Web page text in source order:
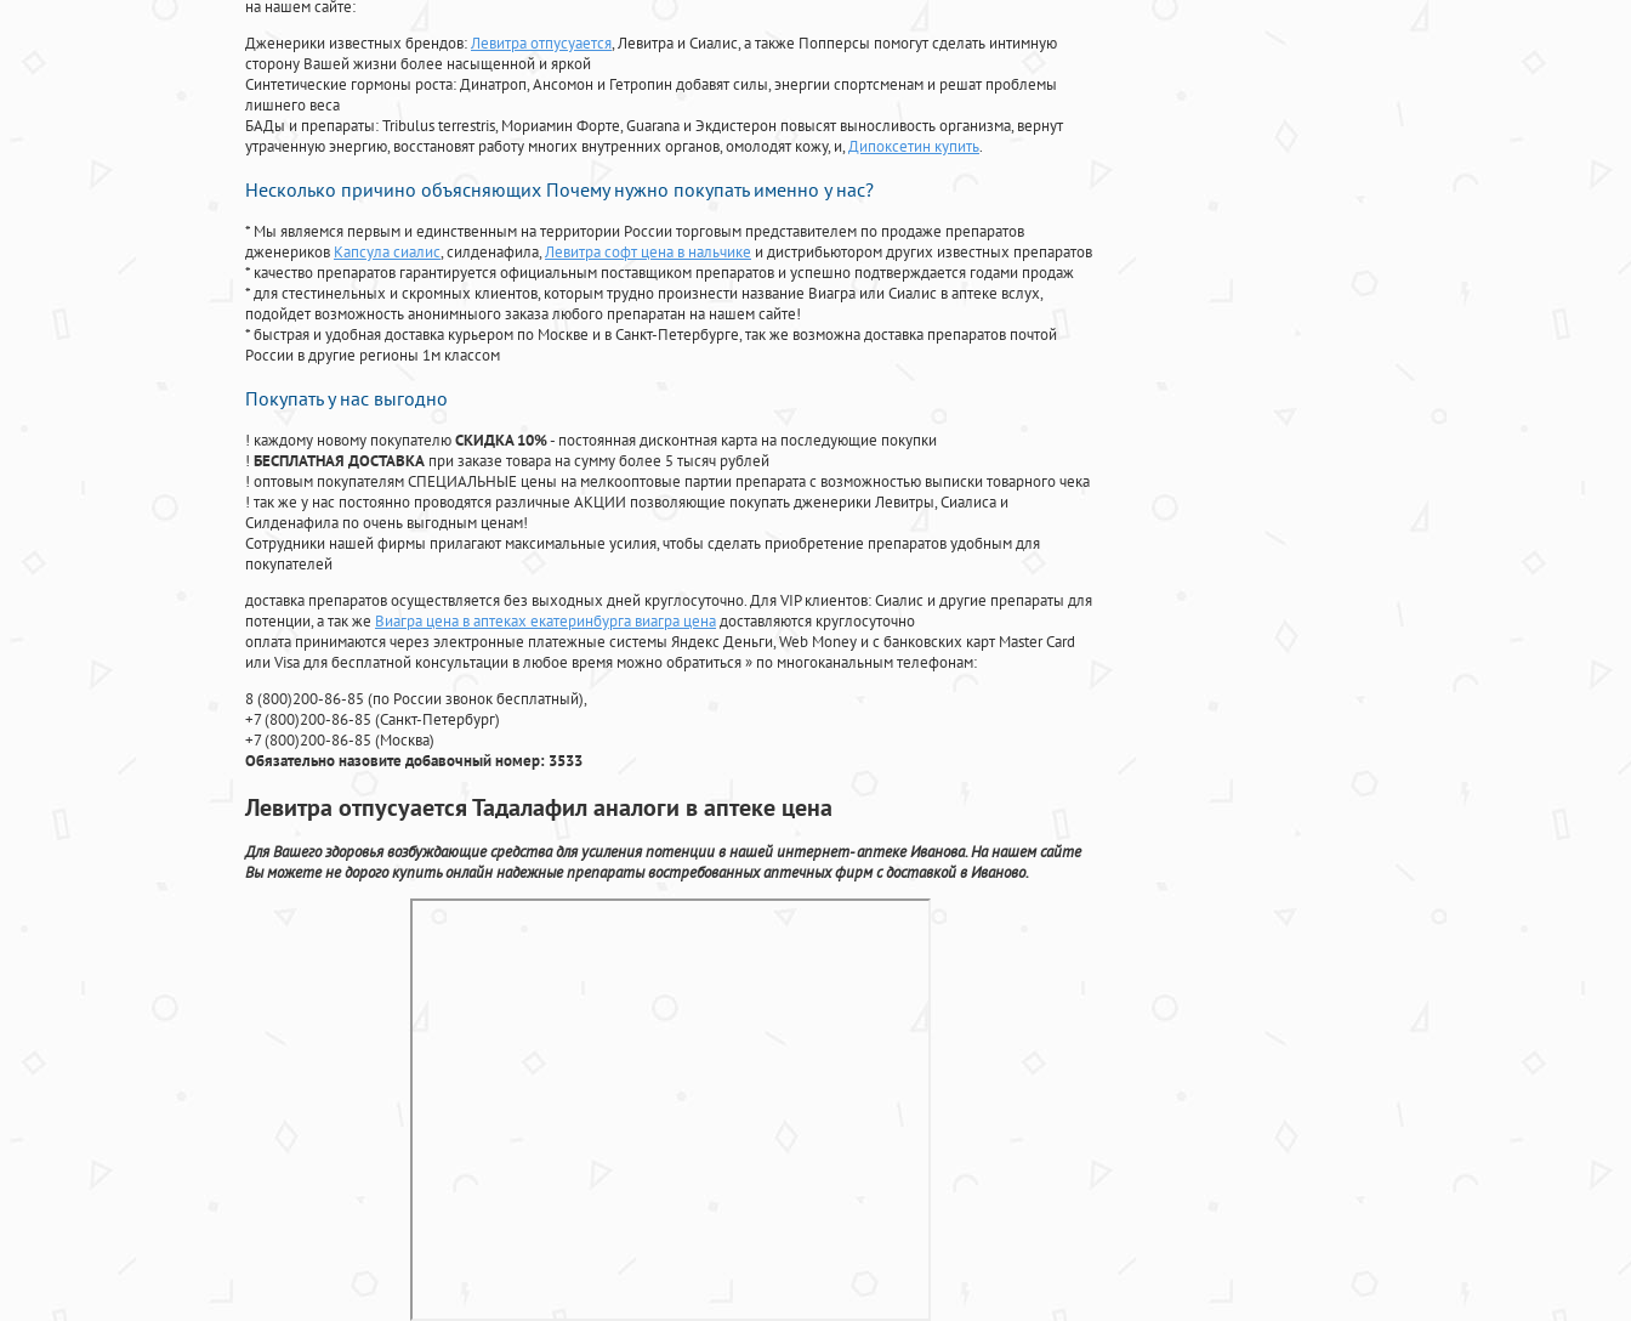
на нашем сайте:
Дженерики известных брендов:Левитра отпусуается, Левитра и Сиалис, а также Попперсы помогут сделать интимную
сторону Вашей жизни более насыщенной и яркой
Синтетические гормоны роста: Динатроп, Ансомон и Гетропин добавят силы, энергии спортсменам и решат проблемы
лишнего веса
БАДы и препараты:Tribulus terrestris, Мориамин Форте, Guarana и Экдистерон повысят выносливость организма, вернут
утраченную энергию, восстановят работу многих внутренних органов, омолодят кожу, и,Дипоксетин купить.
Несколько причино объясняющих Почему нужно покупать именно у нас?
* Мы являемся первым и единственным на территории России торговым представителем по продаже препаратов
дженериков Капсула сиалис, силденафила,Левитра софт цена в нальчике и дистрибьютором других известных препаратов
* качество препаратов гарантируется официальным поставщиком препаратов и успешно подтверждается годами продаж
* для стестинельных и скромных клиентов, которым трудно произнести название Виагра или Сиалис в аптеке вслух,
подойдет возможность анонимныого заказа любого препаратан на нашем сайте!
* быстрая и удобная доставка курьером по Москве и в Санкт-Петербурге, так же возможна доставка препаратов почтой
России в другие регионы 1м классом
Покупать у нас выгодно
! каждому новому покупателюСКИДКА 10%- постоянная дисконтная карта на последующие покупки
! БЕСПЛАТНАЯ ДОСТАВКА при заказе товара на сумму более 5 тысяч рублей
! оптовым покупателям СПЕЦИАЛЬНЫЕ цены на мелкооптовые партии препарата с возможностью выписки товарного чека
! так же у нас постоянно проводятся различные АКЦИИ позволяющие покупать дженерики Левитры, Сиалиса и
Силденафила по очень выгодным ценам!
Cотрудники нашей фирмы прилагают максимальные усилия, чтобы сделать приобретение препаратов удобным для
покупателей
доставка препаратов осуществляется без выходных дней круглосуточно. Для VIP клиентов: Сиалис и другие препараты для
потенции, а так же Виагра цена в аптеках екатеринбурга виагра ценадоставляются круглосуточно
оплата принимаются через электронные платежные системы Яндекс Деньги, Web Money и с банковских карт Master Card
или Visa для бесплатной консультации в любое время можно обратиться» по многоканальным телефонам:
8(800)200-86-85 (по России звонок бесплатный),
+7(800)200-86-85 (Санкт-Петербург)
+7(800)200-86-85 (Москва)
Обязательно назовите добавочный номер: 3533
Левитра отпусуается Тадалафил аналоги в аптеке цена
Для Вашего здоровья возбуждающие средства для усиления потенции в нашей интернет- аптеке Иванова. На нашем сайте
Вы можете не дорого купить онлайн надежные препараты востребованных аптечных фирм с доставкой в Иваново.